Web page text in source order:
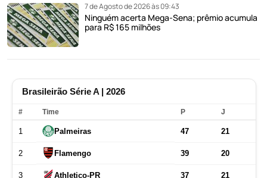
7 de Agosto de 2026 às 09:43
Ninguém acerta Mega-Sena; prêmio acumula
para R$ 165 milhões